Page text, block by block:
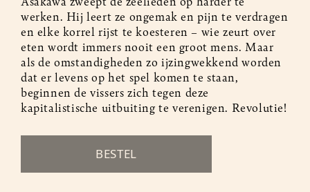
werken. Hij leert ze ongemak en pijn te verdragen
en elke korrel rijst te koesteren – wie zeurt over
eten wordt immers nooit een groot mens. Maar
als de omstandigheden zo ijzingwekkend worden
dat er levens op het spel komen te staan,
beginnen de vissers zich tegen deze
kapitalistische uitbuiting te verenigen. Revolutie!
BESTEL